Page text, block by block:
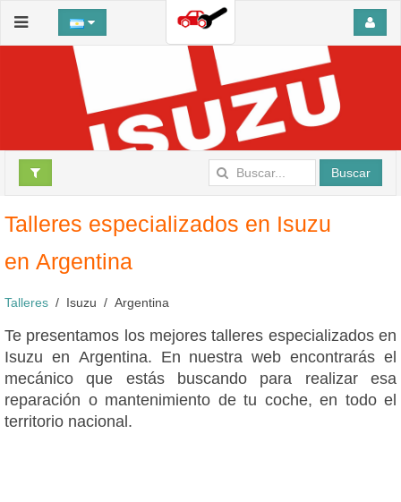
Buscar
Talleres especializados en Isuzu
en Argentina
Talleres Isuzu Argentina
Te presentamos los mejores talleres especializados en
Isuzu en Argentina. En nuestra web encontrarás el
mecánico que estás buscando para realizar esa
reparación o mantenimiento de tu coche, en todo el
territorio nacional.